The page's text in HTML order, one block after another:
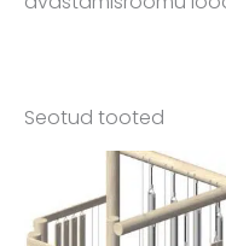
Seotud tooted